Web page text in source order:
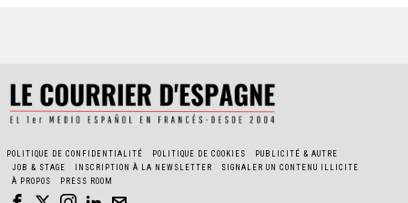
POLITIQUE DE CONFIDENTIALITÉ POLITIQUE DE COOKIES
PUBLICITÉ & AUTRE
JOB & STAGE
INSCRIPTION À LA NEWSLETTER
SIGNALER UN CONTENU ILLICITE
À PROPOS
PRESS ROOM